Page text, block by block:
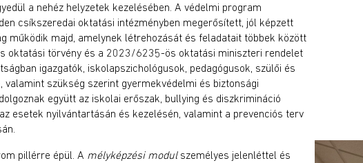
a nehéz helyzetek kezelésében. A védelmi program
csíkszeredai oktatási intézményben megerősített, jól képzett
működik majd, amelynek létrehozását és feladatait többek között
oktatási törvény és a 2023/6235-ös oktatási miniszteri rendelet
igazgatók, iskolapszichológusok, pedagógusok, szülői és
valamint szükség szerint gyermekvédelmi és biztonsági
együtt az iskolai erőszak, bullying és diszkrimináció
esetek nyilvántartásán és kezelésén, valamint a prevenciós terv
pillérre épül. A mélyképzési modulszemélyes jelenléttel és